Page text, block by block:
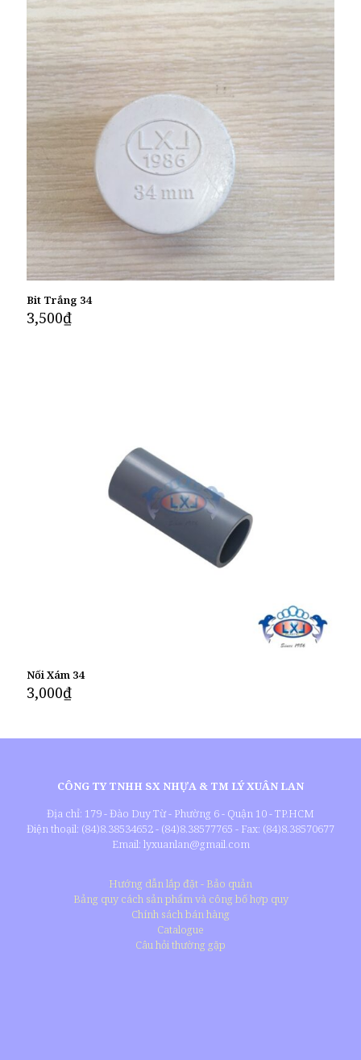
Bit Trắng 34
3,500₫
Nối Xám 34
3,000₫
CÔNG TY TNHH SX NHỰA & TM LÝ XUÂN LAN
Địa chỉ: 179 - Đào Duy Từ - Phường 6 - Quận 10 - TP.HCM
Điện thoạil: (84)8.38534652 - (84)8.38577765 - Fax: (84)8.38570677
Email: lyxuanlan@gmail.com
Hướng dẫn lắp đặt - Bảo quản
Bảng quy cách sản phẩm và công bố hợp quy
Chính sách bán hàng
Catalogue
Câu hỏi thường gặp